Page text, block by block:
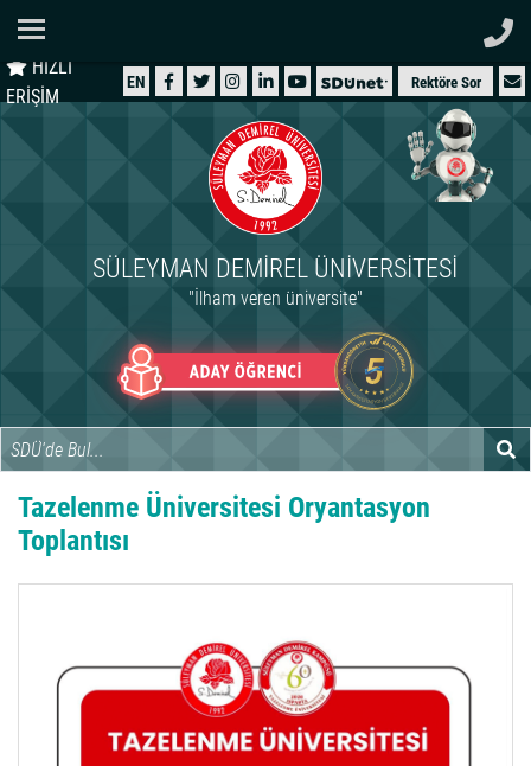
HIZLI
ERİŞİM
EN Rektöre Sor
SÜLEYMAN DEMIREL ÜNIVERSITESI
"İlham veren üniversite"
ÜNİVERSİTEMİZ
İDARİ
ARAŞTIRMA
INTERNATIONAL
Tazelenme Üniversitesi Oryantasyon
Toplantısı